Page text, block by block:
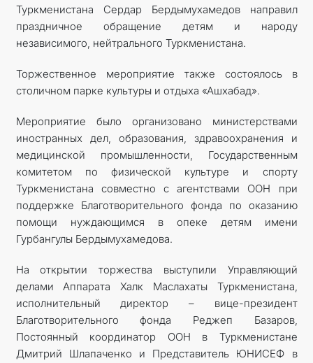
Туркменистана Сердар Бердымухамедов направил
праздничное обращение детям и народу
независимого, нейтрального Туркменистана.
Торжественное мероприятие также состоялось в
столичном парке культуры и отдыха «Ашхабад».
Мероприятие было организовано министерствами
иностранных дел, образования, здравоохранения и
медицинской промышленности, Государственным
комитетом по физической культуре и спорту
Туркменистана совместно с агентствами ООН при
поддержке Благотворительного фонда по оказанию
помощи нуждающимся в опеке детям имени
Гурбангулы Бердымухамедова.
На открытии торжества выступили Управляющий
делами Аппарата Халк Маслахаты Туркменистана,
исполнительный директор – вице-президент
Благотворительного фонда Реджеп Базаров,
Постоянный координатор ООН в Туркменистане
Дмитрий Шлапаченко и Представитель ЮНИСЕФ в